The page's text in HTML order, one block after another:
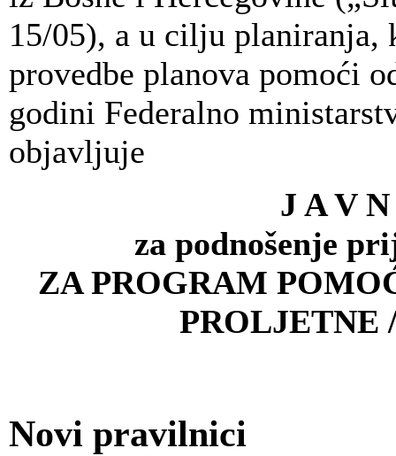
15/05), a u cilju planiranja,
provedbe planova pomoći
godini Federalno
objavljuje
J A V
za podnošenje
ZA PROGRAM
PROLJETNE
Novi pravilnici